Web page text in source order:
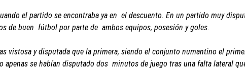
el partido se encontraba ya en el descuento. En un partido muy
de buen fútbol por parte de ambos equipos, posesión y goles.
vistosa y disputada que la primera, siendo el conjunto numantino el
apenas se habían disputado dos minutos de juego tras una falta lateral